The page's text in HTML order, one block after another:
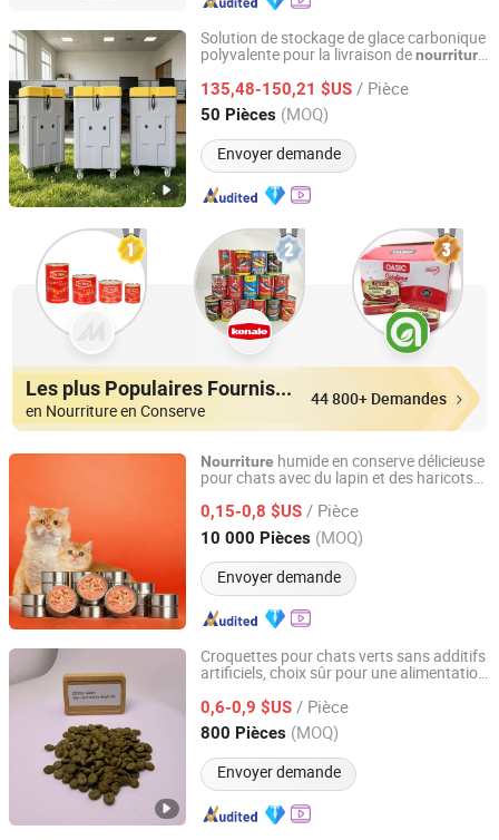
Solution de stockage de glace carbonique
polyvalente pour la livraison denourriture
135,48-150,21 $US / Pièce
50 Pièces (MOQ)
Envoyer demande
Xiamen Papler Technology Co., Ltd.
Fujian, China Depuis 2022
Les plus Populaires Fournisseurs
en Nourriture en Conserve
44 800+ Demandes
Nourriture humide en conserve délicieuse
pour chats avec du lapin et des haricots
chats adultes afin de stimuler l'appétit et
l'hydratation
0,15-0,8 $US / Pièce
10 000 Pièces (MOQ)
Envoyer demande
Shandong Asiapet Food Co., Ltd.
Shandong, China Depuis 2024
Croquettes pour chats verts sans additifs
artificiels, choix sûr pour une alimentation
0,6-0,9 $US / Pièce
800 Pièces (MOQ)
Envoyer demande
Qingdao Catsmi Pet Products Co., Ltd
Shandong, China Depuis 2022